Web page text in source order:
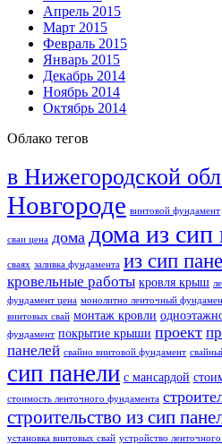
Апрель 2015
Март 2015
Февраль 2015
Январь 2015
Декабрь 2014
Ноябрь 2014
Октябрь 2014
Облако тегов
в Нижегородской
Новгороде винтовой фундамент
сваи цена дома дома из сип
сваях заливка фундамента из сип
кровельные работы кровля крыш
фундамент цена монолитно ленточный
винтовых свай монтаж кровли
фундамент покрытие крыши проект
панелей свайно винтовой фундамент
сип панели с мансардой
стоимость ленточного фундамента
строительство из сип
установка винтовых свай устройство